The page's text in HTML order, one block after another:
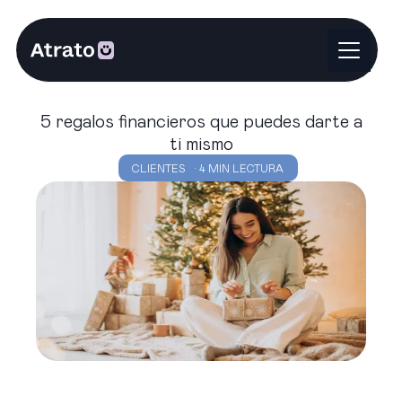
5 regalos financieros que puedes darte a
ti mismo
CLIENTES · 4 MIN LECTURA